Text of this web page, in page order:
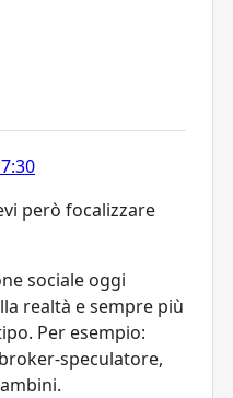
però focalizzare
sociale oggi
realtà e sempre più
Per esempio:
speculatore,